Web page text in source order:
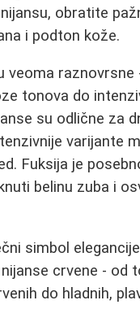
obratite
i podton kože.
veoma raznovrsne
tonova do
su odlične za
varijante
Fuksija je
belinu zuba i
simbol
crvene - od
do hladnih,